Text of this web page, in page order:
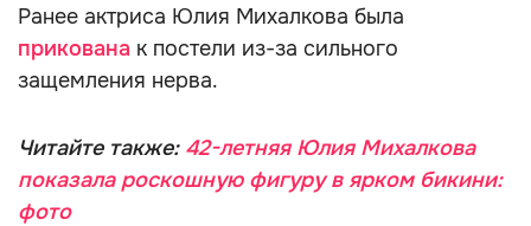
Ранее актриса Юлия Михалкова была
прикована к постели из-за сильного
защемления нерва.
Читайте также: 42-летняя Юлия Михалкова
показала роскошную фигуру в ярком бикини:
фото